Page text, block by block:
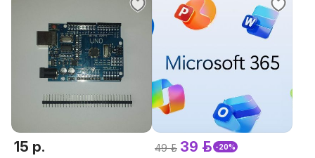
15 р. 49 р. 39 р. -20%